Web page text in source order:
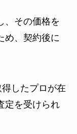
、その価格を
め、契約後に
したプロが在
定を受けられ